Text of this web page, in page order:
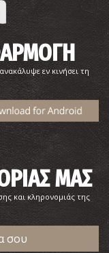
εν κινήσει τη
ΜΑΣ
και κληρονομιάς της
σου